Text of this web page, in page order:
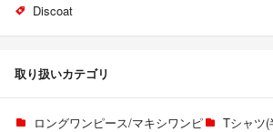
Discoat
取り扱いカテゴリ
ロングワンピース/マキシワンピ
Tシャツ